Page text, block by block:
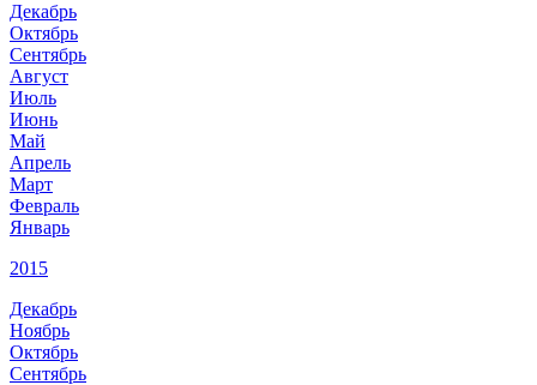
Декабрь
Октябрь
Сентябрь
Август
Июль
Июнь
Май
Апрель
Март
Февраль
Январь
2015
Декабрь
Ноябрь
Октябрь
Сентябрь